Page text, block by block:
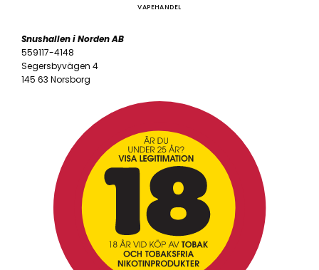
VAPEHANDEL
Snushallen i Norden AB
559117-4148
Segersbyvägen 4
145 63 Norsborg